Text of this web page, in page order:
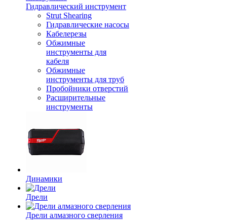
Гидравлический инструмент
Strut Shearing
Гидравлические насосы
Кабелерезы
Обжимные
инструменты для
кабеля
Обжимные
инструменты для труб
Пробойники отверстий
Расширительные
инструменты
Динамики
Дрели
Дрели алмазного сверления